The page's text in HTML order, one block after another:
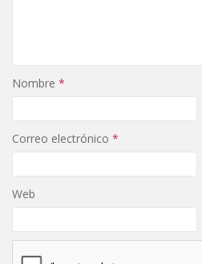
Nombre *
Correo electrónico *
Web